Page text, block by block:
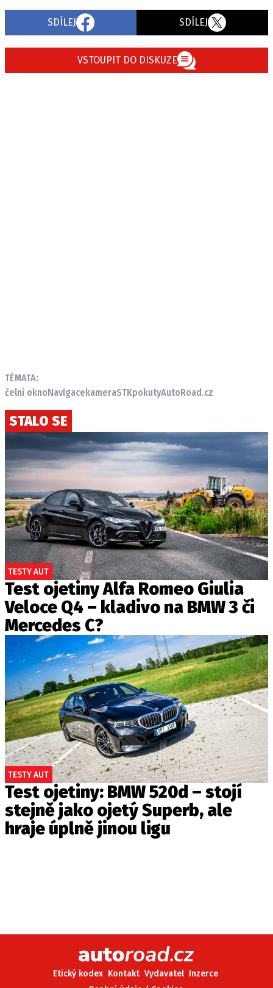
SDÍLEJ SDÍLEJ
VSTOUPIT DO DISKUZE
TÉMATA:
čelní oknoNavigacekameraSTKpokutyAutoRoad.cz
STALO SE
TESTY AUT
Test ojetiny Alfa Romeo Giulia
Veloce Q4 – kladivo na BMW 3 či
Mercedes C?
TESTY AUT
Test ojetiny: BMW 520d – stojí
stejně jako ojetý Superb, ale
hraje úplně jinou ligu
Etický kodex Kontakt Vydavatel Inzerce